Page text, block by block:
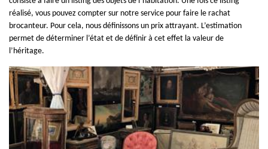
réalisé, vous pouvez compter sur notre service pour faire le rachat
brocanteur. Pour cela, nous définissons un prix attrayant. L’estimation
permet de déterminer l’état et de définir à cet effet la valeur de
l’héritage.